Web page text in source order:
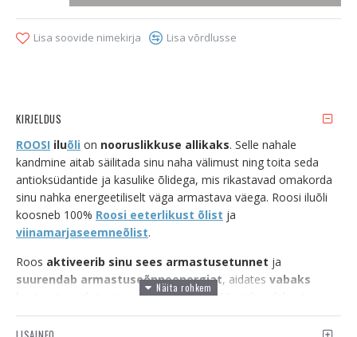
Lisa soovide nimekirja Lisa võrdlusse
KIRJELDUS
ROOSI iluõli on nooruslikkuse allikaks. Selle nahale
kandmine aitab säilitada sinu naha välimust ning toita seda
antioksüdantide ja kasulike õlidega, mis rikastavad omakorda
sinu nahka energeetiliselt väga armastava väega. Roosi iluõli
koosneb 100% Roosi eeterlikust õlist ja
viinamarjaseemneõlist.
Roos aktiveerib sinu sees armastusetunnet ja
suurendab armastuseõnneenergiat, aidates vabaks
, mis asub sinu hinges. Mis tähendab, et
sellest iluõlist on võimalik sul saada nii nooruslik välimus kui ka
väga hea romantiline energia enda Auravälja, mis muudab sind